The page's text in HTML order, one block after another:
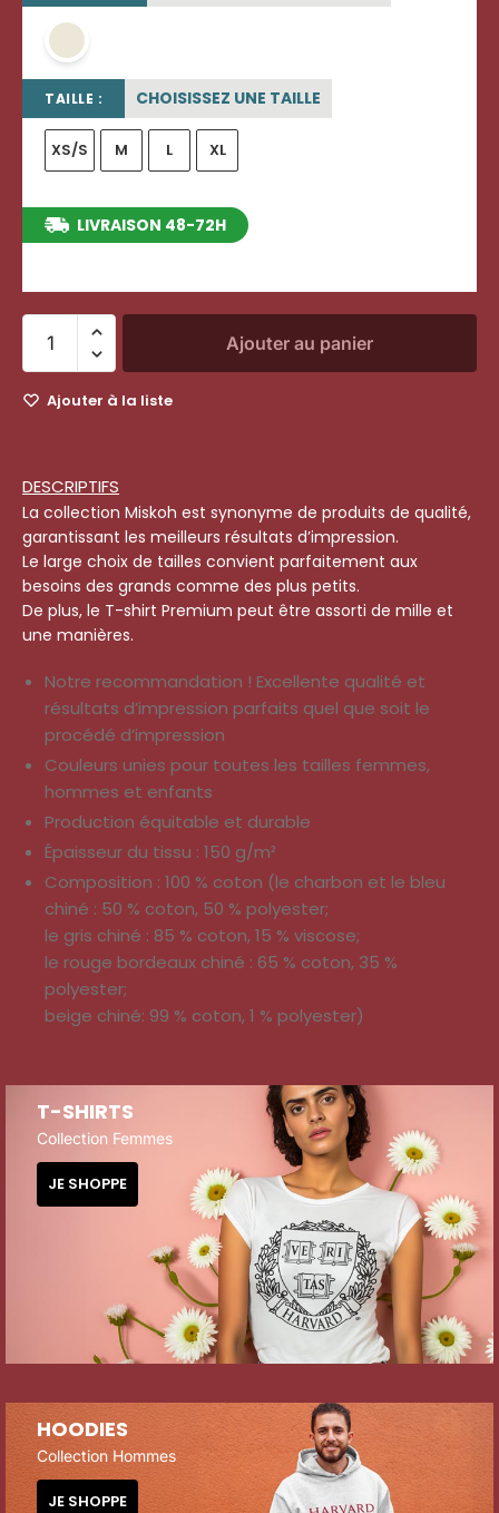
TAILLE : CHOISISSEZ UNE TAILLE
XS/S M L XL
LIVRAISON 48-72H
Ajouter au panier
Ajouter à la liste
DESCRIPTIFS
La collection Miskoh est synonyme de produits de qualité,
garantissant les meilleurs résultats d’impression.
Le large choix de tailles convient parfaitement aux
besoins des grands comme des plus petits.
De plus, le T-shirt Premium peut être assorti de mille et
une manières.
Notre recommandation ! Excellente qualité et
résultats d’impression parfaits quel que soit le
procédé d’impression
Couleurs unies pour toutes les tailles femmes,
hommes et enfants
Production équitable et durable
Épaisseur du tissu : 150 g/m²
Composition : 100 % coton (le charbon et le bleu
chiné : 50 % coton, 50 % polyester;
le gris chiné : 85 % coton, 15 % viscose;
le rouge bordeaux chiné : 65 % coton, 35 %
polyester;
beige chiné: 99 % coton, 1 % polyester)
T-SHIRTS
Collection Femmes
JE SHOPPE
HOODIES
Collection Hommes
JE SHOPPE